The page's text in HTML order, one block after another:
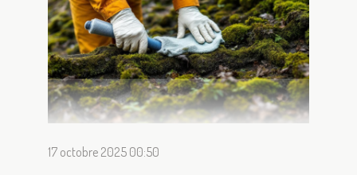
17 octobre 2025 00:50